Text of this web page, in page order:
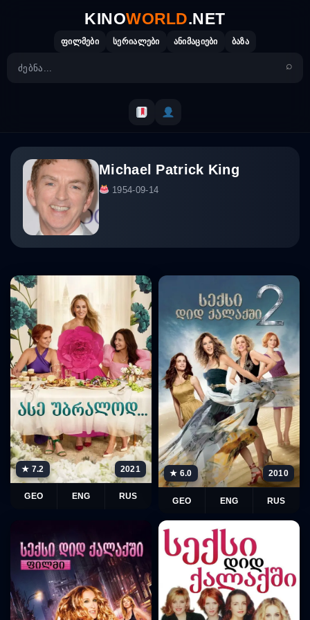
KINOWORLD.NET
ფილმები სერიალები ანიმაციები ბაზა
Michael Patrick King
1954-09-14
★ 7.2 2021
GEO ENG RUS
★ 6.0 2010
GEO ENG RUS